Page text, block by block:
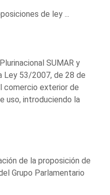
de ley ...
SUMAR y
Ley 53/2007, de 28 de
comercio exterior de
uso, introduciendo la
de la proposición de
Grupo Parlamentario